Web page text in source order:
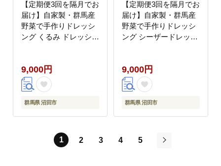
【定期便3回を隔月でお
届け】自家製・群馬産
野菜で手作りドレッシ
ング くるみ ドレッシン
ドレッシング 胡桃 クル
ミ くるみ]
9,000円
群馬県 沼田市
【定期便3回を隔月でお
届け】自家製・群馬産
野菜で手作りドレッシ
ング シーザードレッシ
ドレッシング しーざー
チーズ ちーず]
9,000円
群馬県 沼田市
1 2 3 4
5